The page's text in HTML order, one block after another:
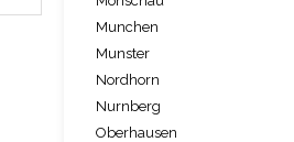
Munchen
Munster
Nordhorn
Nurnberg
Oberhausen